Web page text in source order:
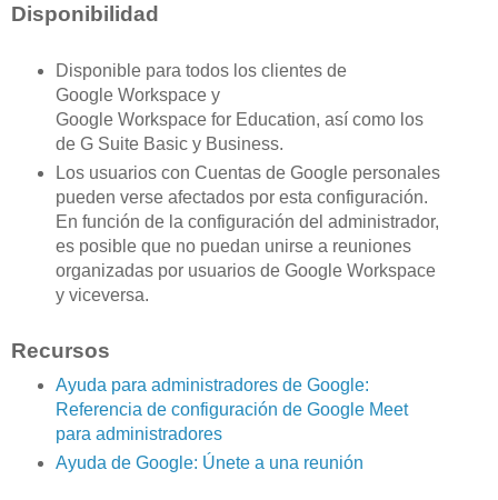
Disponibilidad
Disponible para todos los clientes de
Google Workspace y
Google Workspace for Education, así como los
de G Suite Basic y Business.
Los usuarios con Cuentas de Google personales
pueden verse afectados por esta configuración.
En función de la configuración del administrador,
es posible que no puedan unirse a reuniones
organizadas por usuarios de Google Workspace
y viceversa.
Recursos
Ayuda para administradores de Google:
Referencia de configuración de Google Meet
para administradores
Ayuda de Google: Únete a una reunión